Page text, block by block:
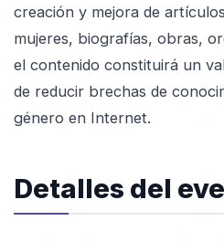
creación y mejora de
mujeres, biografías, obras,
el contenido constituirá un
de reducir brechas de
género en Internet.
Detalles del